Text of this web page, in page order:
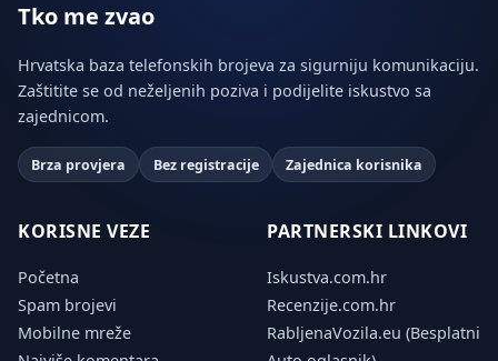
Tko me zvao
Hrvatska baza telefonskih brojeva za sigurniju komunikaciju.
Zaštitite se od neželjenih poziva i podijelite iskustvo sa
zajednicom.
Brza provjera Bez registracije Zajednica korisnika
KORISNE VEZE
Početna
Spam brojevi
Mobilne mreže
PARTNERSKI LINKOVI
Iskustva.com.hr
Recenzije.com.hr
RabljenaVozila.eu (Besplatni